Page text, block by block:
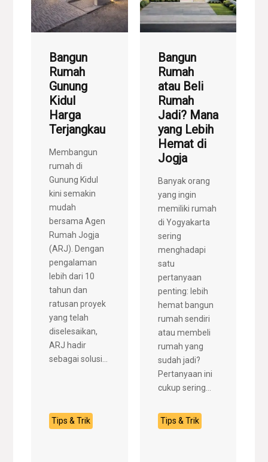
Bangun
Rumah
Gunung
Kidul
Harga
Terjangkau
Membangun
rumah di
Gunung Kidul
kini semakin
mudah
bersama Agen
Rumah Jogja
(ARJ). Dengan
pengalaman
lebih dari 10
tahun dan
ratusan proyek
yang telah
diselesaikan,
ARJ hadir
sebagai solusi...
Tips & Trik
Bangun
Rumah
atau Beli
Rumah
Jadi? Mana
yang Lebih
Hemat di
Jogja
Banyak orang
yang ingin
memiliki rumah
di Yogyakarta
sering
menghadapi
satu
pertanyaan
penting: lebih
hemat bangun
rumah sendiri
atau membeli
rumah yang
sudah jadi?
Pertanyaan ini
cukup sering...
Tips & Trik